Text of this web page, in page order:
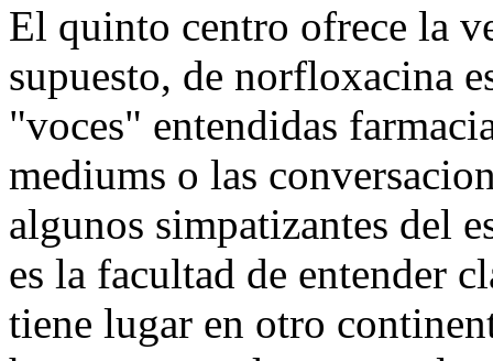
El quinto centro ofrece la
supuesto, de norfloxacina
"voces" entendidas
mediums o las
algunos simpatizantes del
es la facultad de entender
tiene lugar en otro